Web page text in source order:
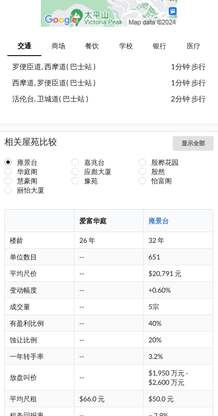
交通 商场 餐饮 学校 银行 医疗
罗便臣道, 西摩道( 巴士站 )
1分钟 步行
西摩道, 罗便臣道( 巴士站 )
1分钟 步行
活伦台, 卫城道( 巴士站 )
2分钟 步行
相关屋苑比较 显示全部
雍景台 嘉兆台
殷桦花园
华庭阁
应彪大厦
殷然
慧豪阁
豫苑
怡富阁
丽怡大厦
爱富华庭 雍景台
楼龄 26 年
32 年
单位数目
--
651
平均尺价
--
$20,791 元
变动幅度
--
+0.60%
成交量
--
5宗
有盈利比例
--
40%
蚀让比例
--
20%
一年转手率
-- 3.2%
放盘叫价 --
$1,950 万元 -
$2,600 万元
平均尺租
$66.0 元
$50.0 元